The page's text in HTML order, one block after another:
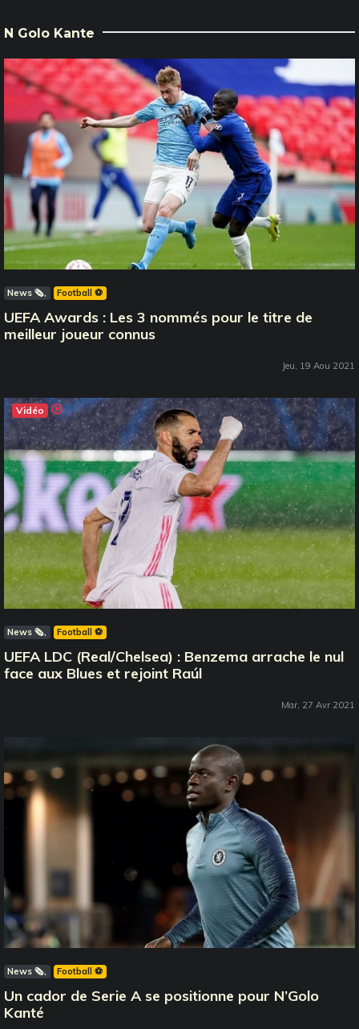
N Golo Kante
News 🗞️ Football ⚽️
UEFA Awards : Les 3 nommés pour le titre de
meilleur joueur connus
Jeu, 19 Aou 2021
Vidéo
News 🗞️ Football ⚽️
UEFA LDC (Real/Chelsea) : Benzema arrache le nul
face aux Blues et rejoint Raúl
Mar, 27 Avr 2021
News 🗞️ Football ⚽️
Un cador de Serie A se positionne pour N’Golo
Kanté